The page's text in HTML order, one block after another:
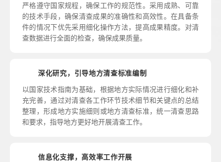
严格遵守国家规程，确保工作的规范性。采用成熟、可靠
的技术手段，确保清查成果的准确性和高效性。在具备条
件的情况下优先采用细化操作方法，提高成果精度。对清
查数据进行全面的检查，确保成果质量。
深化研究，引导地方清查标准编制
以国家技术指南为基础，根据地方实际情况进行细化和补
充完善，通过对清查各工作环节技术细节和关键点的总结
整理，形成地方实施细则或地方清查标准，统一清查思路
和要求，指导地方更好地开展清查工作。
信息化支撑，高效率工作开展